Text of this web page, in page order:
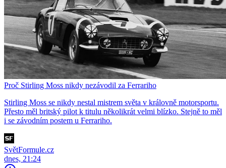
Proč Stirling Moss nikdy nezávodil za Ferrariho
Stirling Moss se nikdy nestal mistrem světa v královně motorsportu.
Přesto měl britský pilot k titulu několikrát velmi blízko. Stejně to měl
i se závodním postem u Ferrariho.
SvětFormule.cz
dnes, 21:24